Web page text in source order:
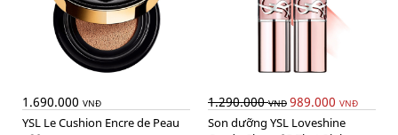
1.690.000 VNĐ
YSL Le Cushion Encre de Peau
1.290.000VNĐ 989.000 VNĐ
Son dưỡng YSL Loveshine